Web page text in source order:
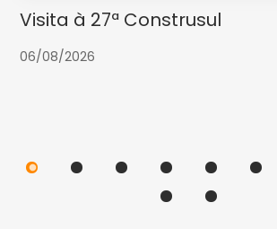
Visita à 27ª Construsul
06/08/2026